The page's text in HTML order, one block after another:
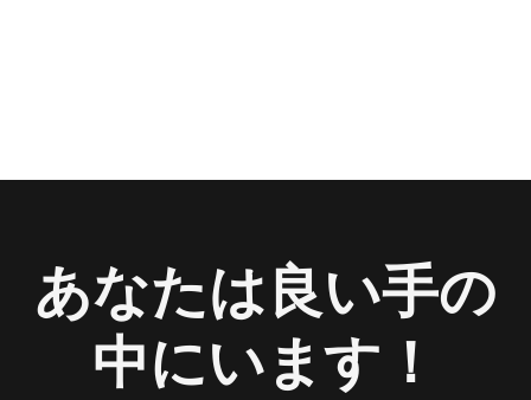
あなたは良い手の
中にいます！